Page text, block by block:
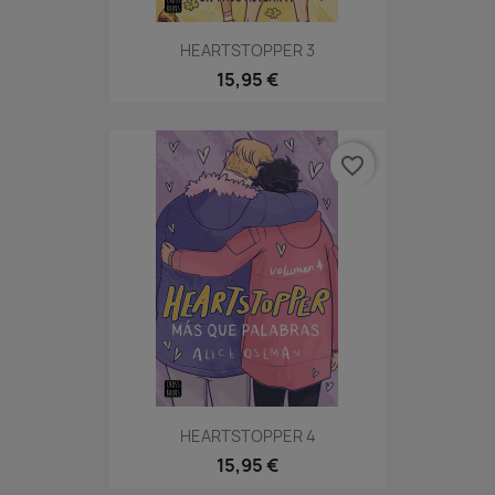
HEARTSTOPPER 3
15,95 €
HEARTSTOPPER 4
15,95 €
favorite_border